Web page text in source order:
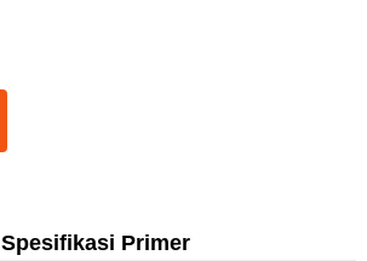
Spesifikasi Primer